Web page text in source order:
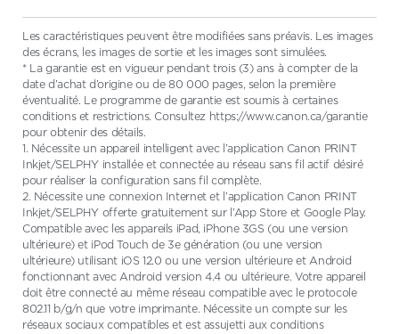
Les caractéristiques peuvent être modifiées sans préavis. Les images
des écrans, les images de sortie et les images sont simulées.
* La garantie est en vigueur pendant trois (3) ans à compter de la
date d’achat d’origine ou de 80 000 pages, selon la première
éventualité. Le programme de garantie est soumis à certaines
conditions et restrictions. Consultez https://www.canon.ca/garantie
pour obtenir des détails.
1. Nécessite un appareil intelligent avec l’application Canon PRINT
Inkjet/SELPHY installée et connectée au réseau sans fil actif désiré
pour réaliser la configuration sans fil complète.
2. Nécessite une connexion Internet et l’application Canon PRINT
Inkjet/SELPHY offerte gratuitement sur l’App Store et Google Play.
Compatible avec les appareils iPad, iPhone 3GS (ou une version
ultérieure) et iPod Touch de 3e génération (ou une version
ultérieure) utilisant iOS 12.0 ou une version ultérieure et Android
fonctionnant avec Android version 4.4 ou ultérieure. Votre appareil
doit être connecté au même réseau compatible avec le protocole
802.11 b/g/n que votre imprimante. Nécessite un compte sur les
réseaux sociaux compatibles et est assujetti aux conditions